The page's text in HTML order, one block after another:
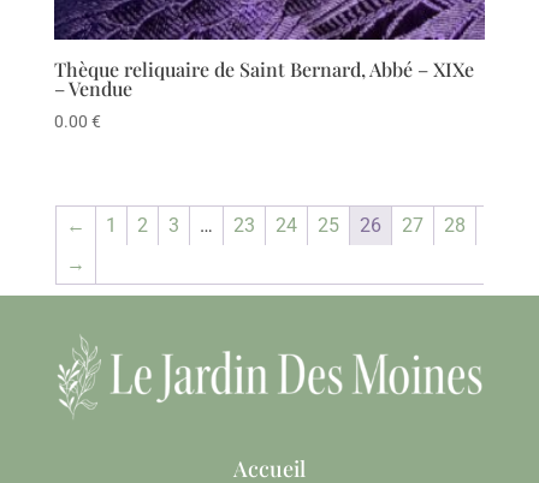
Thèque reliquaire de Saint Bernard, Abbé – XIXe
– Vendue
0.00 €
← 1 2 3 … 23 24 25 26 27
28
→
Accueil